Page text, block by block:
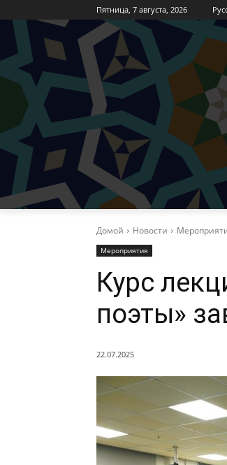
Пятница, 7 августа, 2026
Домой Новости
Мероприятия
Курс
поэты»
22.07.2025